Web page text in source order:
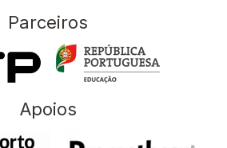
Parceiros
Apoios